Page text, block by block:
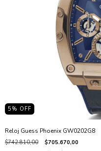
5 % OFF
Reloj Guess Phoenix GW0202G8
$742.810,00 $705.670,00